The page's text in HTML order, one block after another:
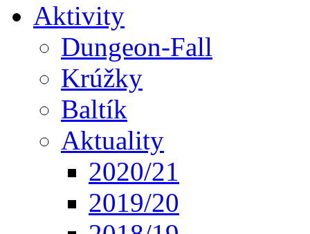
Aktivity
Dungeon-Fall
Krúžky
Baltík
Aktuality
2020/21
2019/20